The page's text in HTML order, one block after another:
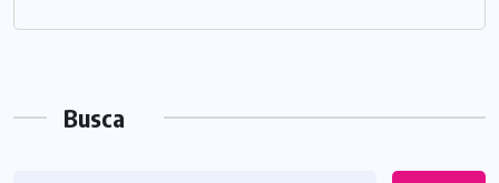
Busca